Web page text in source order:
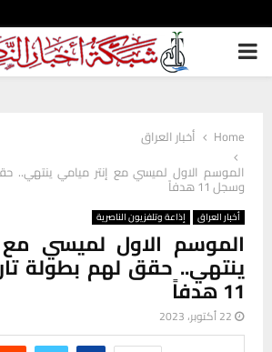
PRIMARY
Home
أخبار العراق
الموسم الاول لميسي مع إنتر ميامي ينتهي..
وسجل 11 هدفاً
أخبار العراق إذاعة وتلفزيون الناصرية
الموسم الاول لميسي مع
ينتهي.. حقق لهم بطولة
11 هدفاً
22 أكتوبر، 2023